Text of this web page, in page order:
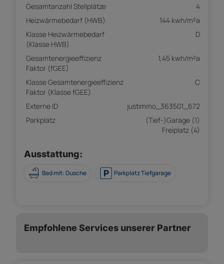
Gesamtanzahl Stellplätze
4
Heizwärmebedarf (HWB)
144 kwh/m²a
Klasse Heizwärmebedarf
(Klasse HWB)
D
Gesamtenergieeffizienz
Faktor (fGEE)
1,45 kwh/m²a
Klasse Gesamtenergieeffizienz
Faktor (Klasse fGEE)
C
Externe ID
justimmo_363501_672
Parkplatz
(Tief-)Garage (1)
Freiplatz (4)
Ausstattung:
Bad mit: Dusche Parkplatz Tiefgarage
Empfohlene Services unserer Partner